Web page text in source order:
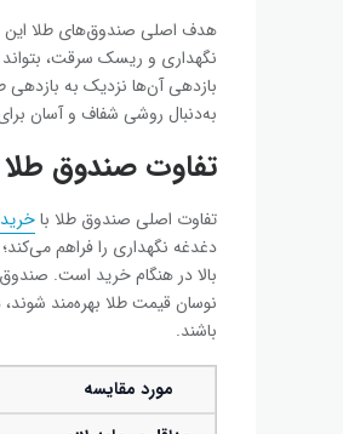
هدف اصلی صندوق‌های طلا این
نگهداری و ریسک سرقت،
بازدهی آن‌ها نزدیک به بازدهی
به‌دنبال روشی شفاف و آسان
تفاوت صندوق طلا
تفاوت اصلی صندوق طلا با
دغدغه نگهداری را فراهم
بالا در هنگام خرید است.
نوسان قیمت طلا بهره‌مند
باشند.
مورد مقایسه